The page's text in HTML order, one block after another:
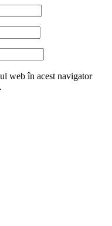
web în acest navigator